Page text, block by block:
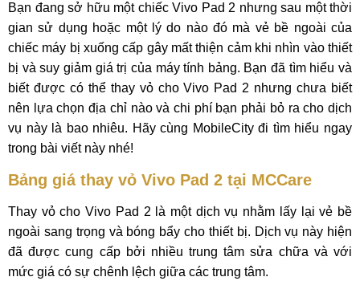
Bạn đang sở hữu một chiếc Vivo Pad 2 nhưng sau một thời
gian sử dụng hoặc một lý do nào đó mà vẻ bề ngoài của
chiếc máy bị xuống cấp gây mất thiện cảm khi nhìn vào thiết
bị và suy giảm giá trị của máy tính bảng. Bạn đã tìm hiểu và
biết được có thể thay vỏ cho Vivo Pad 2 nhưng chưa biết
nên lựa chọn địa chỉ nào và chi phí bạn phải bỏ ra cho dịch
vụ này là bao nhiêu. Hãy cùng MobileCity đi tìm hiểu ngay
trong bài viết này nhé!
Bảng giá thay vỏ Vivo Pad 2 tại MCCare
Thay vỏ cho Vivo Pad 2 là một dịch vụ nhằm lấy lại vẻ bề
ngoài sang trọng và bóng bẩy cho thiết bị. Dịch vụ này hiện
đã được cung cấp bởi nhiều trung tâm sửa chữa và với
mức giá có sự chênh lệch giữa các trung tâm.